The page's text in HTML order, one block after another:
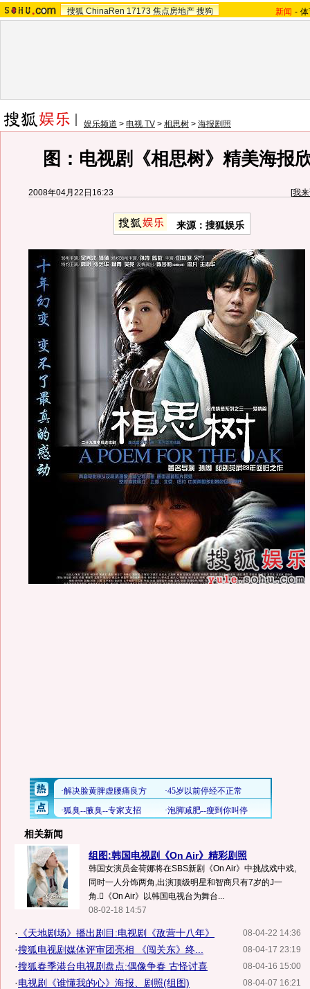
搜狐 ChinaRen 17173 焦点房地产 搜狗 新闻 -
娱乐频道 > 电视 TV > 相思树 > 海报剧照
图：电视剧《相思树》精美海报
2008年04月22日16:23 [我
来源：搜狐娱乐
相关新闻
组图:韩国电视剧《On Air》精彩剧照
韩国女演员金荷娜将在SBS新剧《On Air》中挑战戏中戏,
同时一人分饰两角,出演顶级明星和智商只有7岁的J一
角.《On Air》以韩国电视台为舞台...
08-02-18 14:57
08-04-22 14:36
· 《天地剧场》播出剧目:电视剧《敌营十八年》
08-04-17 23:19
·搜狐电视剧媒体评审团亮相 《闯关东》终...
08-04-16 15:00
·搜狐春季港台电视剧盘点:偶像争春 古怪讨喜
08-04-07 16:21
·电视剧《谁懂我的心》海报、剧照(组图)